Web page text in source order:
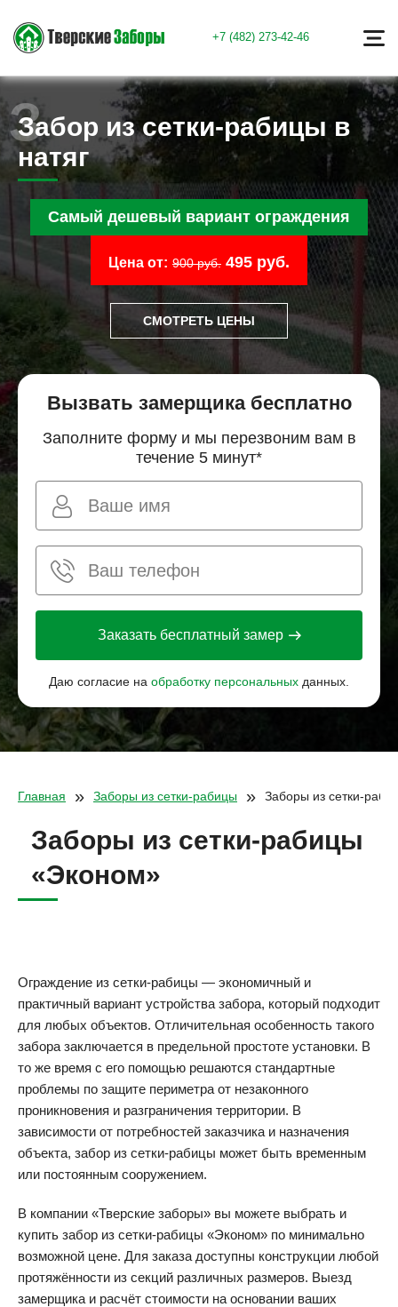
+7 (482) 273-42-46
Забор из сетки-рабицы в
натяг
Самый дешевый вариант ограждения
Цена от: 900 руб. 495 руб.
СМОТРЕТЬ ЦЕНЫ
Вызвать замерщика бесплатно
Заполните форму и мы перезвоним вам в
течение 5 минут*
Заказать бесплатный замер
Даю согласие на обработку персональных данных.
Главная » Заборы из сетки-рабицы » Заборы из сетки-
Заборы из сетки-рабицы
«Эконом»
Ограждение из сетки-рабицы — экономичный и
практичный вариант устройства забора, который подходит
для любых объектов. Отличительная особенность такого
забора заключается в предельной простоте установки. В
то же время с его помощью решаются стандартные
проблемы по защите периметра от незаконного
проникновения и разграничения территории. В
зависимости от потребностей заказчика и назначения
объекта, забор из сетки-рабицы может быть временным
или постоянным сооружением.
В компании «Тверские заборы» вы можете выбрать и
купить забор из сетки-рабицы «Эконом» по минимально
возможной цене. Для заказа доступны конструкции любой
протяжённости из секций различных размеров. Выезд
замерщика и расчёт стоимости на основании ваших